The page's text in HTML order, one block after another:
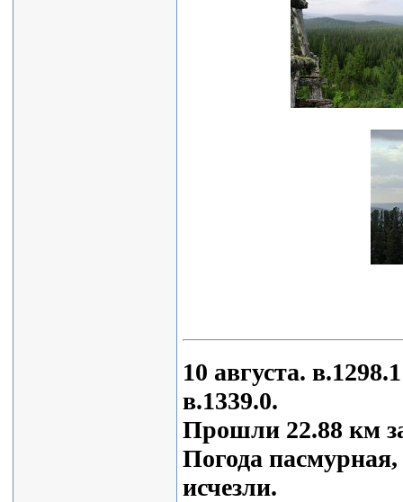
10 августа.
в.1339.0.
Прошли 22.88 км
Погода
исчезли.